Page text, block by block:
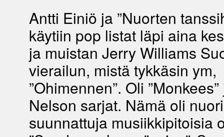
Antti Einiö ja ”Nuorten
käytiin pop listat läpi aina
ja muistan Jerry Williams
vierailun, mistä tykkäsin ym,
”Ohimennen”. Oli
Nelson sarjat. Nämä oli
suunnattuja musiikkipitoisia